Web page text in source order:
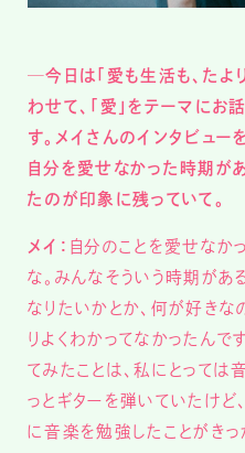
─今日は「愛も生活も、たよ
わせて、「愛」をテーマにお
す。メイさんのインタビュー
自分を愛せなかった時期が
たのが印象に残っていて。
メイ： 自分のことを愛せなか
な。みんなそういう時期があ
なりたいかとか、何が好きな
りよくわかってなかったんで
てみたことは、私にとっては
っとギターを弾いていたけど
に音楽を勉強したことがき